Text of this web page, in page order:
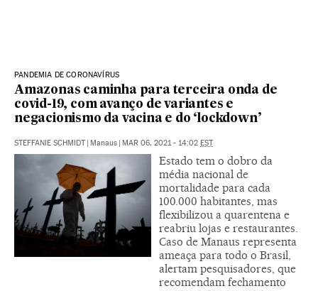
PANDEMIA DE CORONAVÍRUS
Amazonas caminha para terceira onda de
covid-19, com avanço de variantes e
negacionismo da vacina e do ‘lockdown’
STEFFANIE SCHMIDT | Manaus | MAR 06, 2021 - 14:02 EST
Estado tem o dobro da
média nacional de
mortalidade para cada
100.000 habitantes, mas
flexibilizou a quarentena e
reabriu lojas e restaurantes.
Caso de Manaus representa
ameaça para todo o Brasil,
alertam pesquisadores, que
recomendam fechamento